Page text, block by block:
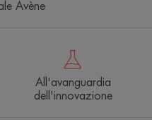
Avène
All'avanguardia
dell'innovazione